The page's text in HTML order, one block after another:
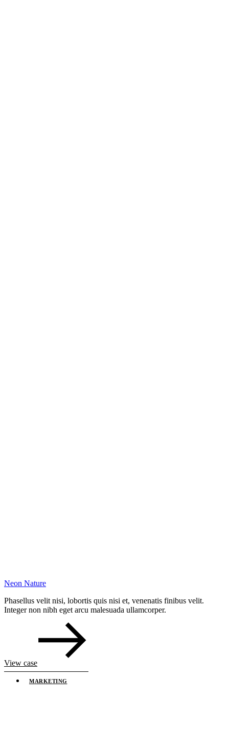
Neon Nature
Phasellus velit nisi, lobortis quis nisi et, venenatis finibus velit.
Integer non nibh eget arcu malesuada ullamcorper.
View case
MARKETING